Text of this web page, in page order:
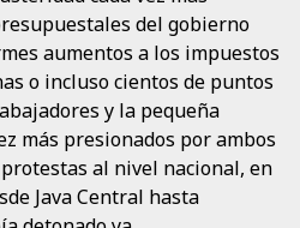
del gobierno
aumentos a los impuestos
o incluso cientos de puntos
y la pequeña
más presionados por ambos
al nivel nacional, en
Java Central hasta